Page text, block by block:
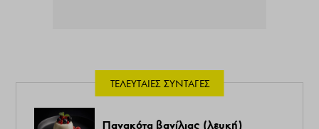
ΤΕΛΕΥΤΑΊΕΣ ΣΥΝΤΑΓΈΣ
Πανακότα βανίλιας (λευκή)